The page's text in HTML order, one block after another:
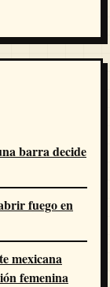
barra decide
fuego en
mexicana
femenina